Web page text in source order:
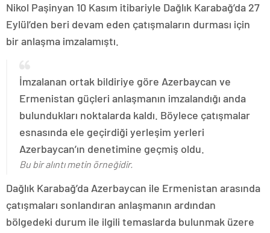
Nikol Paşinyan 10 Kasım itibariyle Dağlık Karabağ’da 27
Eylül’den beri devam eden çatışmaların durması için
bir anlaşma imzalamıştı.
İmzalanan ortak bildiriye göre Azerbaycan ve
Ermenistan güçleri anlaşmanın imzalandığı anda
bulundukları noktalarda kaldı. Böylece çatışmalar
esnasında ele geçirdiği yerleşim yerleri
Azerbaycan’ın denetimine geçmiş oldu.
Bu bir alıntı metin örneğidir.
Dağlık Karabağ’da Azerbaycan ile Ermenistan arasında
çatışmaları sonlandıran anlaşmanın ardından
bölgedeki durum ile ilgili temaslarda bulunmak üzere